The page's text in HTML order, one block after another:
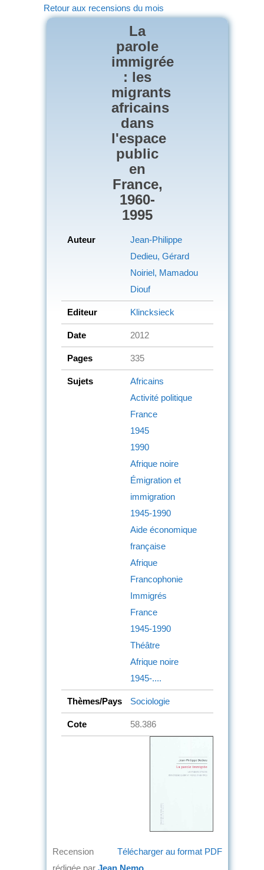
Retour aux recensions du mois
La
parole
immigrée
: les
migrants
africains
dans
l'espace
public
en
France,
1960-
1995
Auteur
Jean-Philippe
Dedieu, Gérard
Noiriel, Mamadou
Diouf
Editeur Klincksieck
Date 2012
Pages 335
Sujets
Africains
Activité politique
France
1945
1990
Afrique noire
Émigration et
immigration
1945-1990
Aide économique
française
Afrique
Francophonie
Immigrés
France
1945-1990
Théâtre
Afrique noire
1945-....
Thèmes/Pays Sociologie
Cote 58.386
Télécharger au format PDF
Recension
rédigée par Jean Nemo